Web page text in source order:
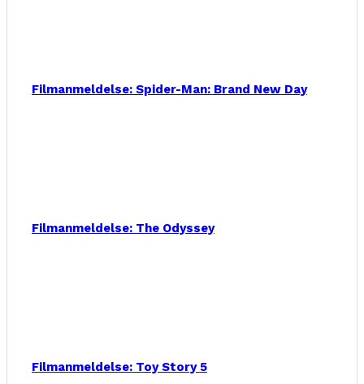
Filmanmeldelse: Spider-Man: Brand New Day
Filmanmeldelse: The Odyssey
Filmanmeldelse: Toy Story 5